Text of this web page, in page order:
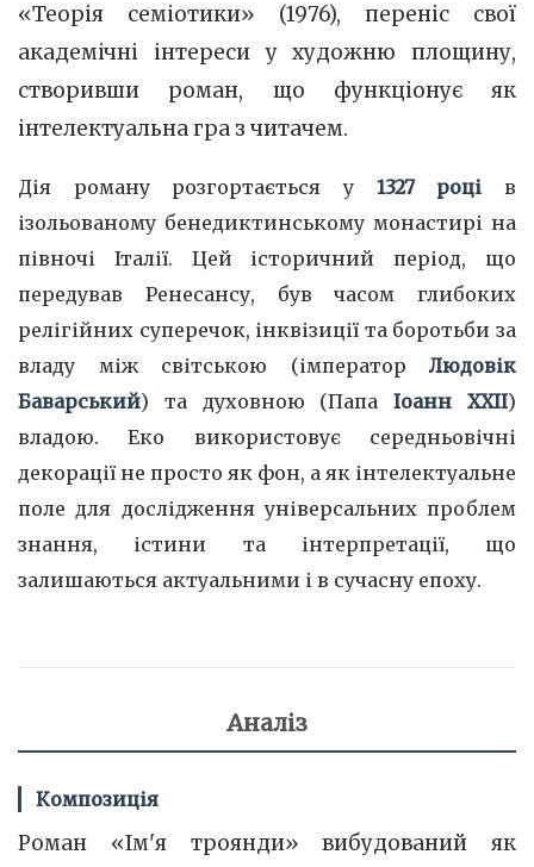
«Теорія семіотики» (1976), переніс свої
академічні інтереси у художню площину,
створивши роман, що функціонує як
інтелектуальна гра з читачем.
Дія роману розгортається у 1327 році в
ізольованому бенедиктинському монастирі на
півночі Італії. Цей історичний період, що
передував Ренесансу, був часом глибоких
релігійних суперечок, інквізиції та боротьби за
владу між світською (імператор Людовік
Баварський) та духовною (ПапаІоанн XXII)
владою. Еко використовує середньовічні
декорації не просто як фон, а як інтелектуальне
поле для дослідження універсальних проблем
знання, істини та інтерпретації, що
залишаються актуальними і в сучасну епоху.
Аналіз
Композиція
Роман «Ім'я троянди» вибудований як